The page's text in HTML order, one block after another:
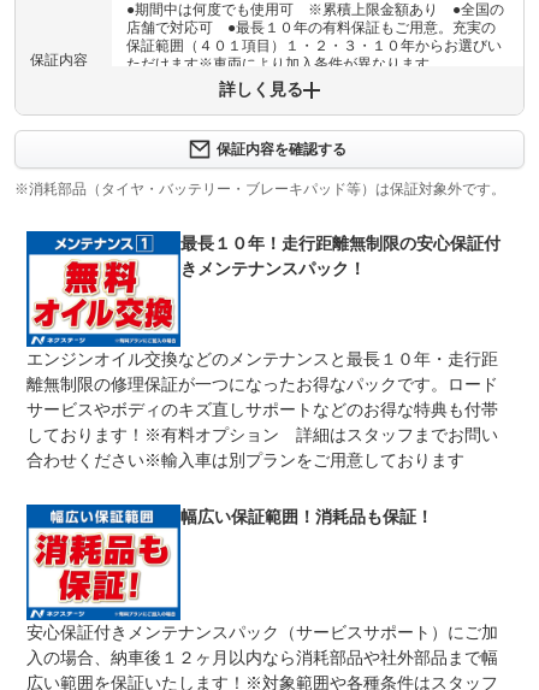
保証内容
●期間中は何度でも使用可 ※累積上限金額あり ●全国の
店舗で対応可 ●最長１０年の有料保証もご用意。充実の
保証範囲（４０１項目）１・２・３・１０年からお選びい
ただけます※車両により加入条件が異なります
保証項目
３ヶ月・３０００ｋｍ以内ならエンジン、トランスミッシ
ョン、ハイブリッド、ステアリング、ブレーキの各機構に
おける主要項目を無償修理（または交換）いたします。
修理回数 無制限
上限金額
車両本体価格
期間中は何度でも修理可能！修理金額は車両本体価格の１
００％までしっかり保証します。車両本体価格５０万円以
下の場合は５０万円まで保証します。
免責金
無し
保証修理の対象となる場合は、お客様の費用負担は一切ご
ざいません。
保証修理
受付先
全国のネクステージで受付可能！ご遠方でネクステージに
持ち込めないお客様も保証修理はお受け頂けます。詳細
法定整備
整備付 法定12ヶ月または法定24ヶ月点検整備付
※車検なし・車検整備付の場合は法定24ヶ月点検整備付
※商用車は6ヶ月または12ヶ月点検整備付
法定整備
について
１．契約後～納車までに法定点検を実施致します。 ２．
支払総額に整備代金を含んでおります。 ３．点検記録簿
が発行されます。
詳しく見る
保証内容を確認する
※消耗部品（タイヤ・バッテリー・ブレーキパッド等）は保証対象外です。
最長１０年！走行距離無制限の安心保証付
きメンテナンスパック！
エンジンオイル交換などのメンテナンスと最長１０年・走行距
離無制限の修理保証が一つになったお得なパックです。ロード
サービスやボディのキズ直しサポートなどのお得な特典も付帯
しております！※有料オプション 詳細はスタッフまでお問い
合わせください※輸入車は別プランをご用意しております
幅広い保証範囲！消耗品も保証！
安心保証付きメンテナンスパック（サービスサポート）にご加
入の場合、納車後１２ヶ月以内なら消耗部品や社外部品まで幅
広い範囲を保証いたします！※対象範囲や各種条件はスタッフ